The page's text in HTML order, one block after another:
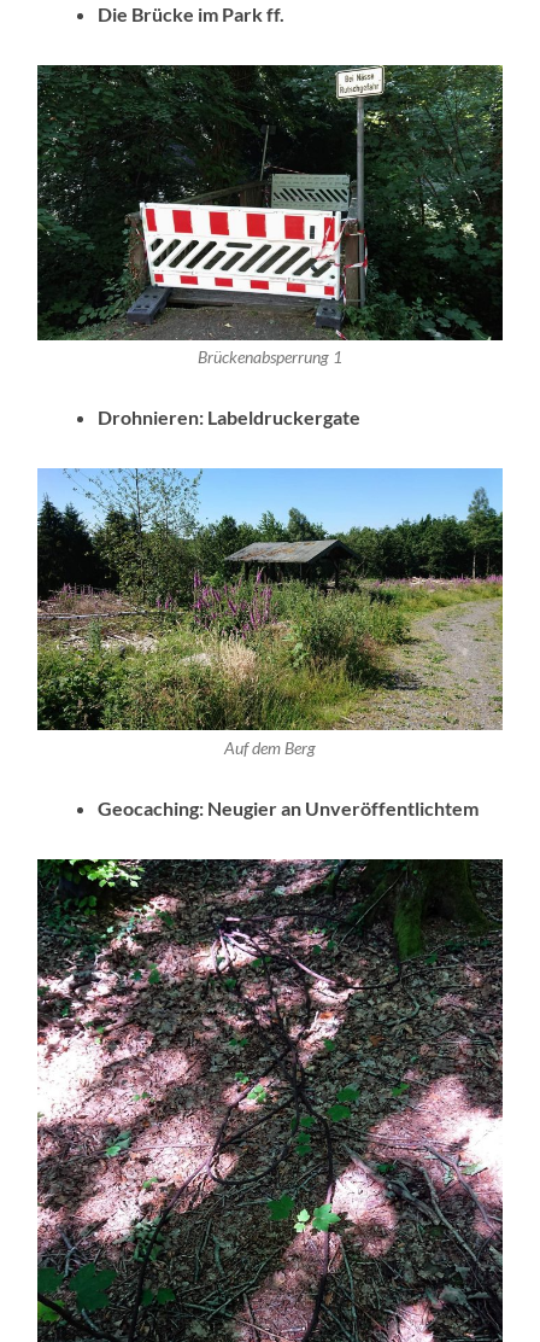
Die Brücke im Park ff.
Brückenabsperrung 1
Drohnieren: Labeldruckergate
Auf dem Berg
Geocaching: Neugier an Unveröffentlichtem